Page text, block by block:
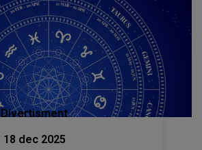
Divertisment
18 dec 2025